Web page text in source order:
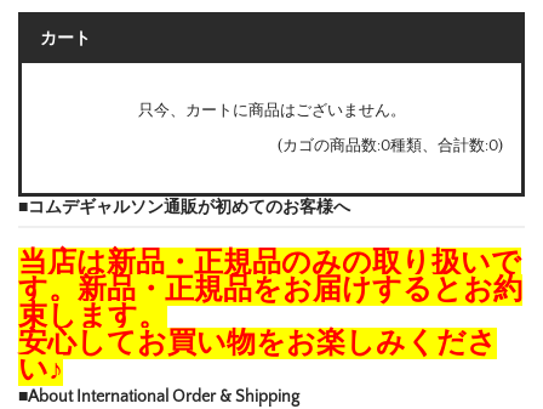
カート
只今、カートに商品はございません。
(カゴの商品数:0種類、合計数:0)
■コムデギャルソン通販が初めてのお客様へ
当店は新品・正規品のみの取り扱いで
す。新品・正規品をお届けするとお約
束します。
安心してお買い物をお楽しみくださ
い♪
■About International Order & Shipping